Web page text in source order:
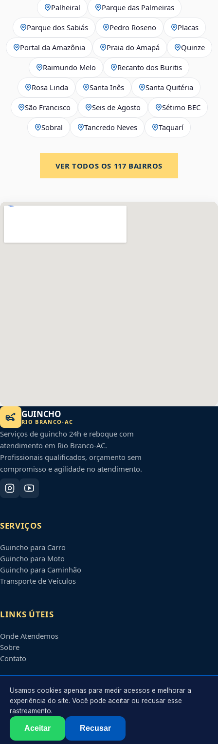
Palheiral Parque das Palmeiras
Parque dos Sabiás Pedro Roseno Placas
Portal da Amazônia Praia do Amapá Quinze
Raimundo Melo Recanto dos Buritis
Rosa Linda Santa Inês Santa Quitéria
São Francisco Seis de Agosto Sétimo BEC
Sobral Tancredo Neves Taquarí
VER TODOS OS 117 BAIRROS
GUINCHO
RIO BRANCO-AC
Serviços de guincho 24h e reboque com
atendimento em Rio Branco-AC.
Profissionais qualificados, orçamento sem
compromisso e agilidade no atendimento.
SERVIÇOS
Guincho para Carro
Guincho para Moto
Guincho para Caminhão
Transporte de Veículos
LINKS ÚTEIS
Onde Atendemos
Sobre
Contato
CONTATO
Atendimento em
contato@guinchosriobranco.com.br
2026 Rio Branco
. Todos os direitos reservados.
Usamos cookies apenas para medir acessos e melhorar a
experiência do site. Você pode aceitar ou recusar esse
rastreamento.
Aceitar Recusar